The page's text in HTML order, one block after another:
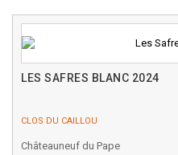
LES SAFRES BLANC 2024
CLOS DU CAILLOU
Châteauneuf du Pape